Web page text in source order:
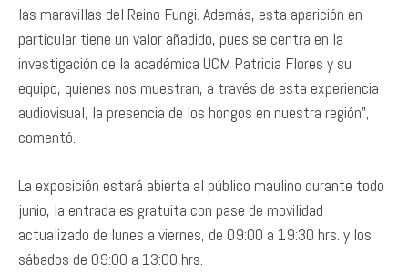
las maravillas del Reino Fungi. Además, esta aparición en
particular tiene un valor añadido, pues se centra en la
investigación de la académica UCM Patricia Flores y su
equipo, quienes nos muestran, a través de esta experiencia
audiovisual, la presencia de los hongos en nuestra región”,
comentó.
La exposición estará abierta al público maulino durante todo
junio, la entrada es gratuita con pase de movilidad
actualizado de lunes a viernes, de 09:00 a 19:30 hrs. y los
sábados de 09:00 a 13:00 hrs.